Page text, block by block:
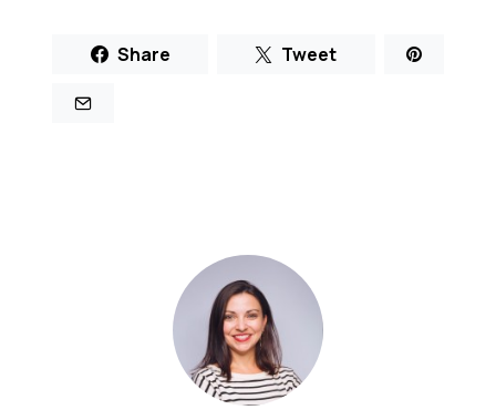
Share Tweet